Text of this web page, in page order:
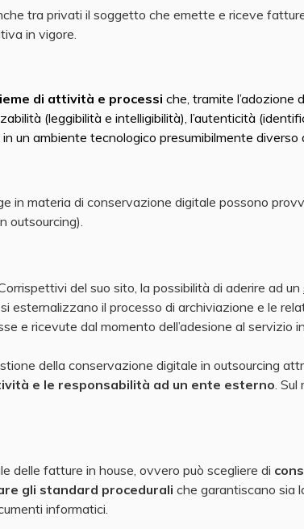
tra privati il soggetto che emette e riceve
in vigore.
di attività e processi che, tramite l’adozione
(leggibilità e intelligibilità), l’autenticità
un ambiente tecnologico presumibilmente diverso
in materia di conservazione digitale possono
outsourcing).
del suo sito, la possibilità di aderire ad un
il processo di archiviazione e le
e ricevute dal momento dell’adesione al servizio
della conservazione digitale in outsourcing
e le responsabilità ad un ente esterno. Sul
delle fatture in house, ovvero può scegliere di
gli standard procedurali che garantiscano sia
informatici.